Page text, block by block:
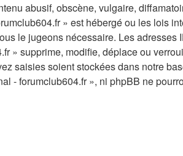
abusif, obscène, vulgaire,
» est hébergé ou les lois
le jugeons nécessaire. Les
» supprime, modifie, déplace ou
saisies soient stockées dans notre
- forumclub604.fr », ni phpBB ne